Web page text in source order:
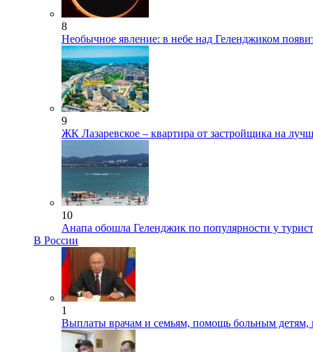
8
Необычное явление: в небе над Геленджиком
9
ЖК Лазаревское – квартира от застройщика на
10
Анапа обошла Геленджик по популярности у
В России
1
Выплаты врачам и семьям, помощь больным